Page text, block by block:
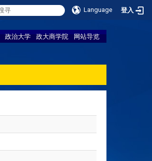
Language 登入
政治大学 政大商学院 网站导览